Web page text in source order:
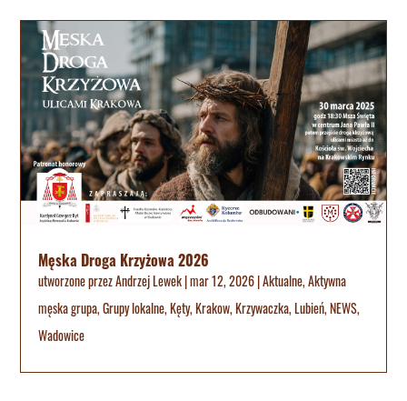
Męska Droga Krzyżowa 2026
utworzone przezAndrzej Lewek|mar 12, 2026|Aktualne,Aktywna
męska grupa,Grupy lokalne,Kęty,Krakow,Krzywaczka,Lubień,NEWS,
Wadowice